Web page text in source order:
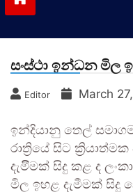
සංස්ථා ඉන්ධන මිල
Editor March
ඉන්දියානු තෙල්
රාත්‍රියේ සිට
දැමිීමක් සිදු කළ ද
මිල ඉහළ දැමීමක්